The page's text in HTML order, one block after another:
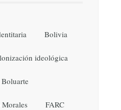
Bolivia
ideológica
Morales FARC